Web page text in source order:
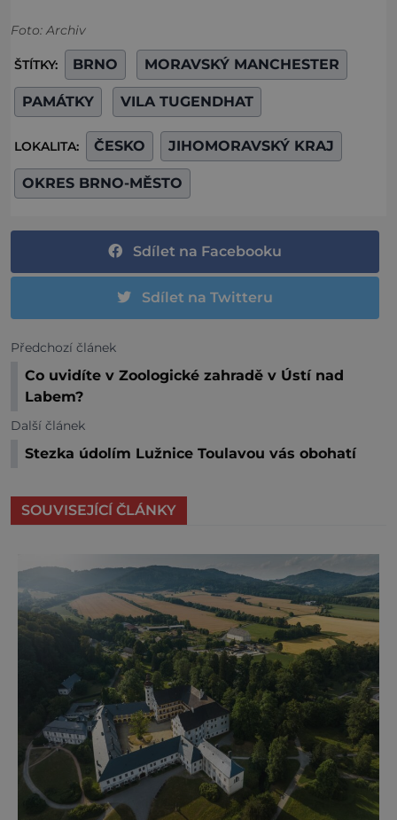
Foto: Archiv
ŠTÍTKY: BRNO MORAVSKÝ MANCHESTER
PAMÁTKY VILA TUGENDHAT
LOKALITA: ČESKO JIHOMORAVSKÝ KRAJ
OKRES BRNO-MĚSTO
Sdílet na Facebooku
Sdílet na Twitteru
Předchozí článek
Co uvidíte v Zoologické zahradě v Ústí nad
Labem?
Další článek
Stezka údolím Lužnice Toulavou vás obohatí
SOUVISEJÍCÍ ČLÁNKY